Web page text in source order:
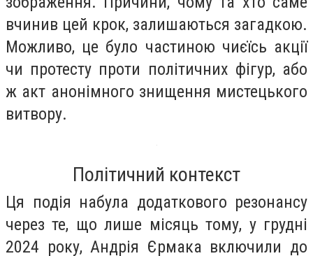
вчинив цей крок, залишаються загадкою.
Можливо, це було частиною чиєїсь акції
чи протесту проти політичних фігур, або
ж акт анонімного знищення мистецького
витвору.
Політичний контекст
Ця подія набула додаткового резонансу
через те, що лише місяць тому, у грудні
2024 року, Андрія Єрмака включили до